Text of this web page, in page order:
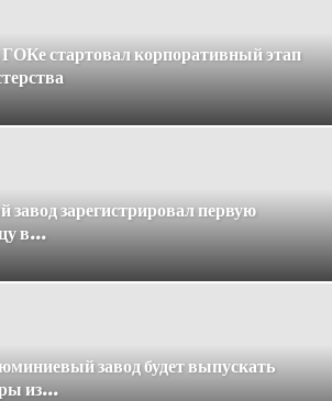
стартовал корпоративный этап
зарегистрировал первую
в...
завод будет выпускать
из...